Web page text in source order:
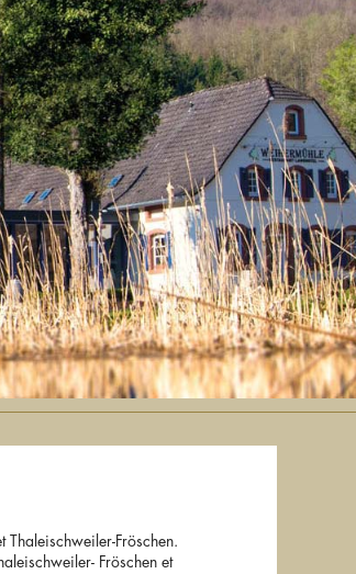
Thaleischweiler-Fröschen.
Fröschen et